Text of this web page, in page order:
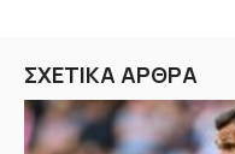
ΣΧΕΤΙΚΑ ΑΡΘΡΑ